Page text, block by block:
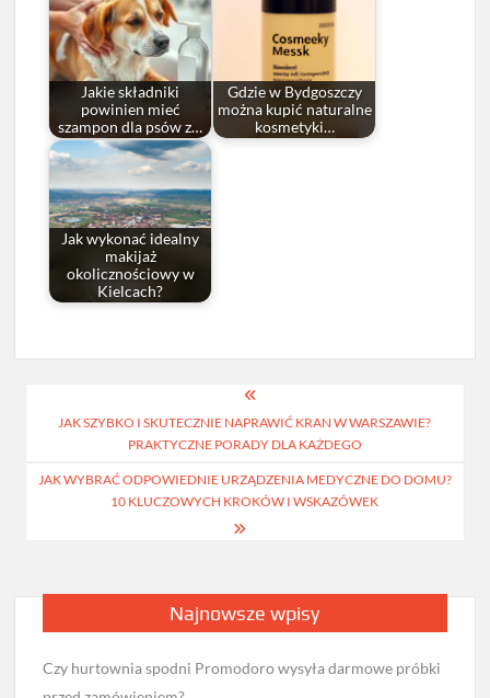
Jakie składniki
powinien mieć
szampon dla psów z…
Gdzie w Bydgoszczy
można kupić naturalne
kosmetyki…
Jak wykonać idealny
makijaż
okolicznościowy w
Kielcach?
wpisu
JAK SZYBKO I SKUTECZNIE NAPRAWIĆ KRAN W WARSZAWIE?
PRAKTYCZNE PORADY DLA KAŻDEGO
JAK WYBRAĆ ODPOWIEDNIE URZĄDZENIA MEDYCZNE DO DOMU?
10 KLUCZOWYCH KROKÓW I WSKAZÓWEK
Najnowsze wpisy
Czy hurtownia spodni Promodoro wysyła darmowe próbki